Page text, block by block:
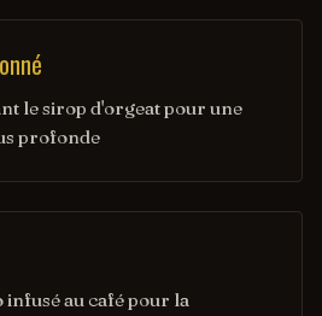
le sirop d'orgeat pour une
profonde
infusé au café pour la